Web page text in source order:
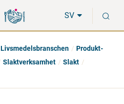
direkt
till
på
hela
SV
Livsmedelsbranschen
Produkt-
Slaktverksamhet
Slakt